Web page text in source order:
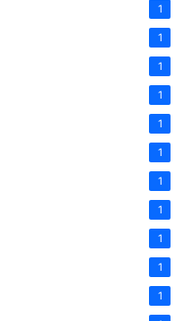
1
1
1
1
1
1
1
1
1
1
1